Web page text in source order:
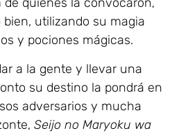
quienes la convocaron,
utilizando su magia
y pociones mágicas.
a la gente y llevar una
su destino la pondrá en
adversarios y mucha
Seijo no Maryoku wa